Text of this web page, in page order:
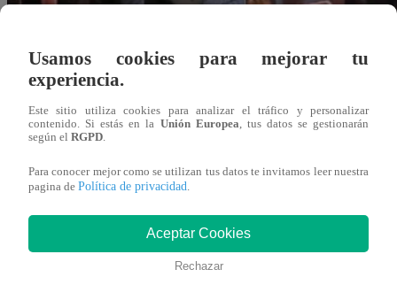
Redacción Latina
La actriz Flavia Laos enrumbó a Iquitos para ser la
en su agenda para realizar turismo. Lo que nunca
atacada por un mono de un zoológico de esa ciudad.
Usamos cookies para mejorar tu
experiencia.
Este sitio utiliza cookies para analizar el tráfico y personalizar
contenido. Si estás en la Unión Europea, tus datos se gestionarán
según el RGPD.
Para conocer mejor como se utilizan tus datos te invitamos leer nuestra
pagina de Política de privacidad.
Aceptar Cookies
Rechazar